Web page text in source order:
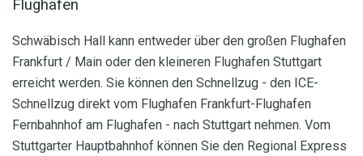
Flughäfen
Schwäbisch Hall kann entweder über den großen Flughafen
Frankfurt / Main oder den kleineren Flughafen Stuttgart
erreicht werden. Sie können den Schnellzug - den ICE-
Schnellzug direkt vom Flughafen Frankfurt-Flughafen
Fernbahnhof am Flughafen - nach Stuttgart nehmen. Vom
Stuttgarter Hauptbahnhof können Sie den Regional Express